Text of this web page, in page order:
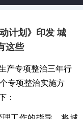
计划》印发 城
这些
产专项整治三年行
专项整治实施方
：